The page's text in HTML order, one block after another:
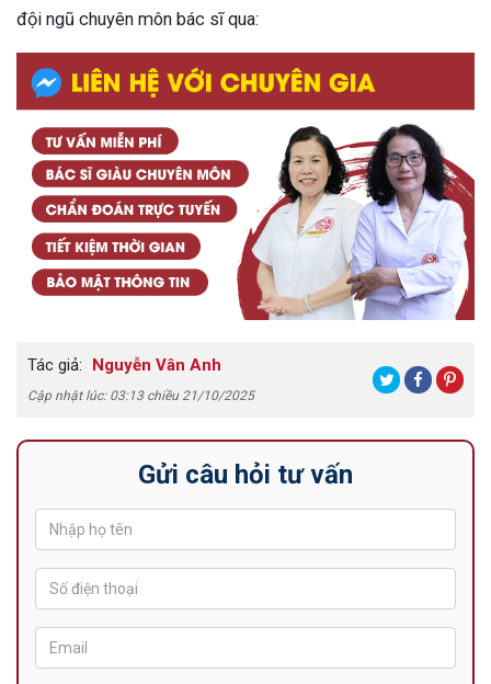
đội ngũ chuyên môn bác sĩ qua:
Tác giả: Nguyễn Vân Anh
Cập nhật lúc: 03:13 chiều 21/10/2025
Gửi câu hỏi tư vấn